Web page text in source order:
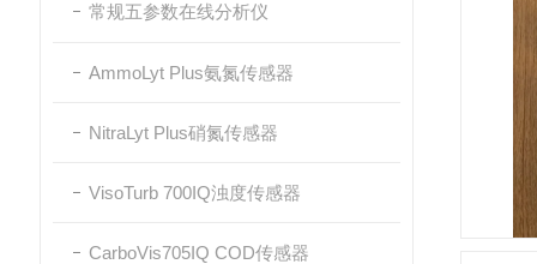
常规五参数在线分析仪
AmmoLyt Plus氨氮传感器
NitraLyt Plus硝氮传感器
VisoTurb 700IQ浊度传感器
CarboVis705IQ COD传感器